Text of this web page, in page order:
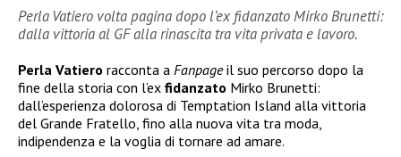
Perla Vatiero volta pagina dopo l’ex fidanzato Mirko Brunetti:
dalla vittoria al GF alla rinascita tra vita privata e lavoro.
Perla Vatiero racconta a Fanpageil suo percorso dopo la
fine della storia con l’ex fidanzato Mirko Brunetti:
dall’esperienza dolorosa di Temptation Island alla vittoria
del Grande Fratello, fino alla nuova vita tra moda,
indipendenza e la voglia di tornare ad amare.